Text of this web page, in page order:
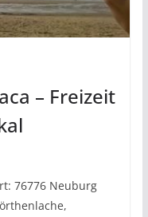
– Freizeit
76776 Neuburg